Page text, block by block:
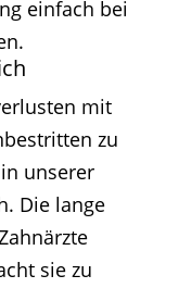
einfach bei
mit
zu
unserer
Die lange
sie zu